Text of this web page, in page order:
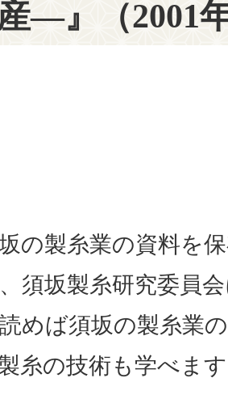
―』（2001
の製糸業の資料を
須坂製糸研究委員
めば須坂の製糸業
糸の技術も学べま